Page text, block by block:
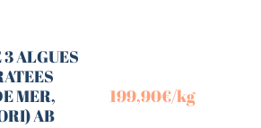
ALGUES
MER,
AB
199,90€/kg